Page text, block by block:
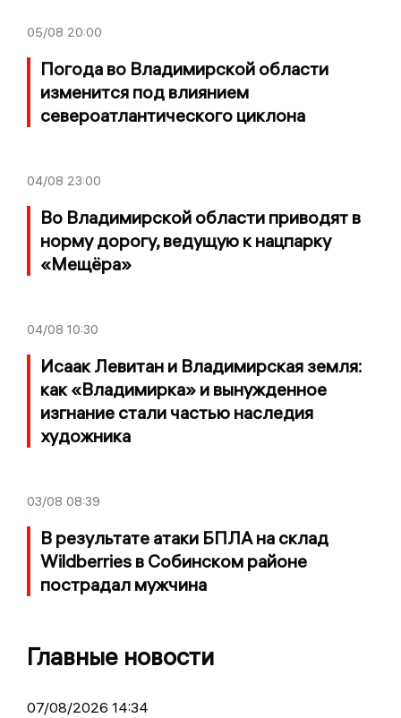
05/08 20:00
Погода во Владимирской области
изменится под влиянием
североатлантического циклона
04/08 23:00
Во Владимирской области приводят в
норму дорогу, ведущую к нацпарку
«Мещёра»
04/08 10:30
Исаак Левитан и Владимирская земля:
как «Владимирка» и вынужденное
изгнание стали частью наследия
художника
03/08 08:39
В результате атаки БПЛА на склад
Wildberries в Собинском районе
пострадал мужчина
Главные новости
07/08/2026 14:34